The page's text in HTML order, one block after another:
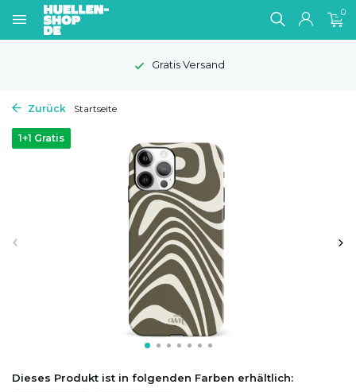
0
Gratis Versand
Zurück Startseite
1+1 Gratis
Dieses Produkt ist in folgenden Farben erhältlich: